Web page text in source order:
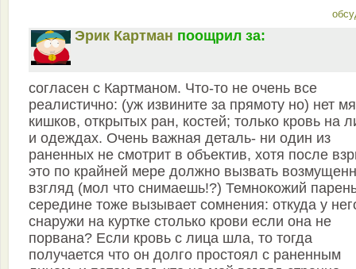
Эрик Картман поощрил за:
согласен с Картманом. Что-то не очень все
реалистично: (уж извините за прямоту но) нет
кишков, открытых ран, костей; только кровь на
и одеждах. Очень важная деталь- ни один из
раненных не смотрит в объектив, хотя после
это по крайней мере должно вызвать
взгляд (мол что снимаешь!?) Темнокожий
середине тоже вызывает сомнения: откуда у
снаружи на куртке столько крови если она не
порвана? Если кровь с лица шла, то тогда
получается что он долго простоял с раненным